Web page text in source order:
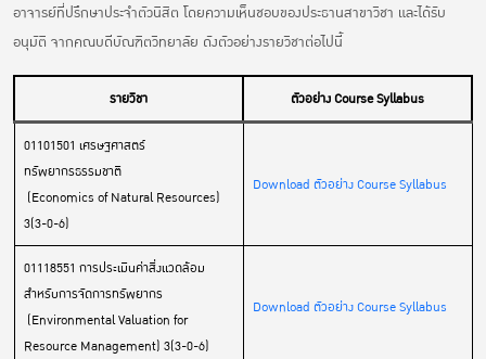
อาจารย์ที่ปรึกษาประจำตัวนิสิต โดยความเห็นชอบของประธานสาขาวิชา และได้รับ
อนุมัติ จากคณบดีบัณฑิตวิทยาลัย ดังตัวอย่างรายวิชาต่อไปนี้
รายวิชา ตัวอย่าง Course Syllabus
01101501 เศรษฐศาสตร์
ทรัพยากรธรรมชาติ
(Economics of Natural Resources)
3(3-0-6)
Download ตัวอย่าง Course Syllabus
01118551 การประเมินค่าสิ่งแวดล้อม
สำหรับการจัดการทรัพยากร
(Environmental Valuation for
Resource Management) 3(3-0-6)
Download ตัวอย่าง Course Syllabus